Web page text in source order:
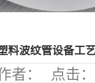
料波纹管设备工
者：
点击：